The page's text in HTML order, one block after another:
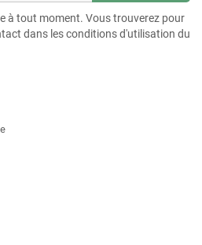
à tout moment. Vous trouverez pour
dans les conditions d'utilisation du